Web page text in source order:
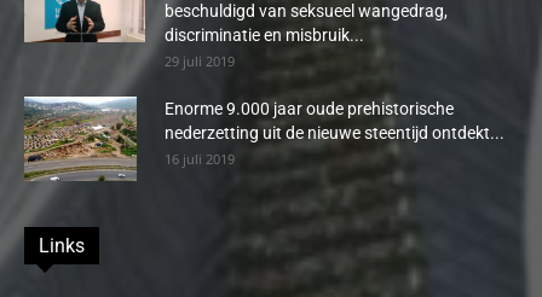
beschuldigd van seksueel wangedrag,
discriminatie en misbruik...
29 juli 2019
Enorme 9.000 jaar oude prehistorische
nederzetting uit de nieuwe steentijd ontdekt...
16 juli 2019
Links